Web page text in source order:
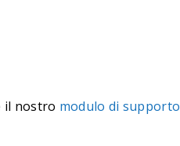
il nostro modulo di supporto